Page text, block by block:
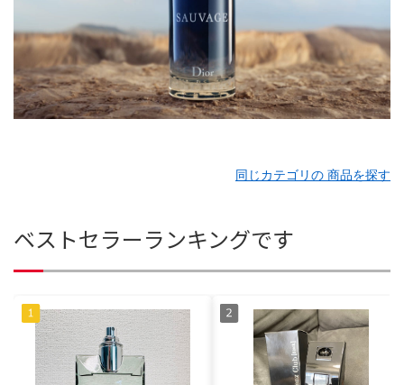
同じカテゴリの 商品を探す
ベストセラーランキングです